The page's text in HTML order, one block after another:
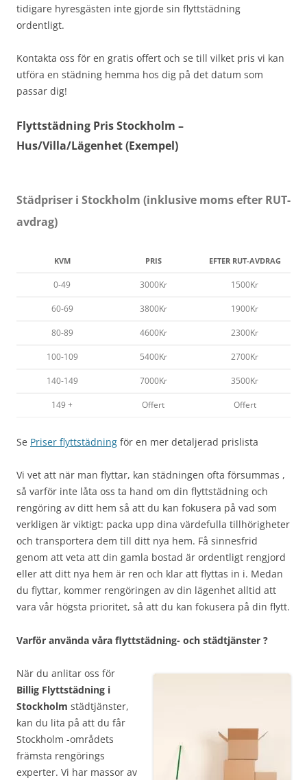
tidigare hyresgästen inte gjorde sin flyttstädning
ordentligt.
Kontakta oss för en gratis offert och se till vilket pris vi kan
utföra en städning hemma hos dig på det datum som
passar dig!
Flyttstädning Pris Stockholm –
Hus/Villa/Lägenhet (Exempel)
Städpriser i Stockholm (inklusive moms efter RUT-
avdrag)
KVM PRIS EFTER RUT-AVDRAG
0-49 3000Kr 1500Kr
60-69 3800Kr 1900Kr
80-89 4600Kr 2300Kr
100-109 5400Kr 2700Kr
140-149 7000Kr 3500Kr
149 + Offert Offert
Se Priser flyttstädning för en mer detaljerad prislista
Vi vet att när man flyttar, kan städningen ofta försummas ,
så varför inte låta oss ta hand om din flyttstädning och
rengöring av ditt hem så att du kan fokusera på vad som
verkligen är viktigt: packa upp dina värdefulla tillhörigheter
och transportera dem till ditt nya hem. Få sinnesfrid
genom att veta att din gamla bostad är ordentligt rengjord
eller att ditt nya hem är ren och klar att flyttas in i. Medan
du flyttar, kommer rengöringen av din lägenhet alltid att
vara vår högsta prioritet, så att du kan fokusera på din flytt.
Varför använda våra flyttstädning- och städtjänster ?
När du anlitar oss för
Billig Flyttstädning i
Stockholm städtjänster,
kan du lita på att du får
Stockholm -områdets
främsta rengörings
experter. Vi har massor av